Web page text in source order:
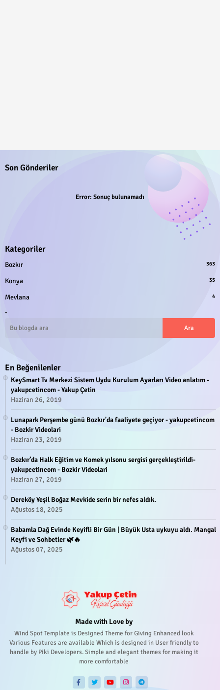
Son Gönderiler
Error: Sonuç bulunamadı
Kategoriler
Bozkır 363
Konya 35
Mevlana 4
.
En Beğenilenler
KeySmart Tv Merkezi Sistem Uydu Kurulum Ayarları Video anlatım -
yakupcetincom - Yakup Çetin
Haziran 26, 2019
Lunapark Perşembe günü Bozkır'da faaliyete geçiyor - yakupcetincom
- Bozkir Videolari
Haziran 23, 2019
Bozkır’da Halk Eğitim ve Komek yılsonu sergisi gerçekleştirildi-
yakupcetincom - Bozkir Videolari
Haziran 27, 2019
Dereköy Yeşil Boğaz Mevkide serin bir nefes aldık.
Ağustos 18, 2025
Babamla Dağ Evinde Keyifli Bir Gün | Büyük Usta uykuyu aldı. Mangal
Keyfi ve Sohbetler 🌿🔥
Ağustos 07, 2025
Made with Love by
Wind Spot Template is Designed Theme for Giving Enhanced look
Various Features are available Which is designed in User friendly to
handle by Piki Developers. Simple and elegant themes for making it
more comfortable